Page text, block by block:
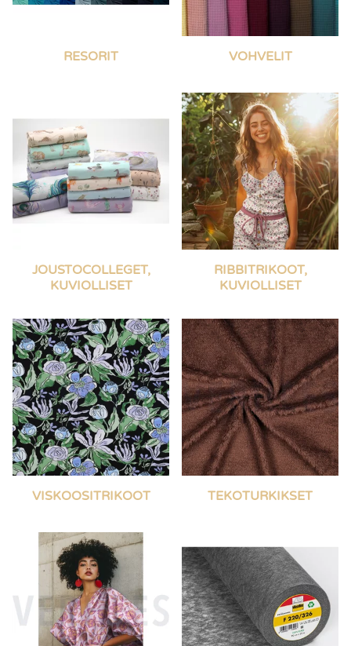
RESORIT VOHVELIT
JOUSTOCOLLEGET,
KUVIOLLISET
RIBBITRIKOOT,
KUVIOLLISET
VISKOOSITRIKOOT TEKOTURKIKSET